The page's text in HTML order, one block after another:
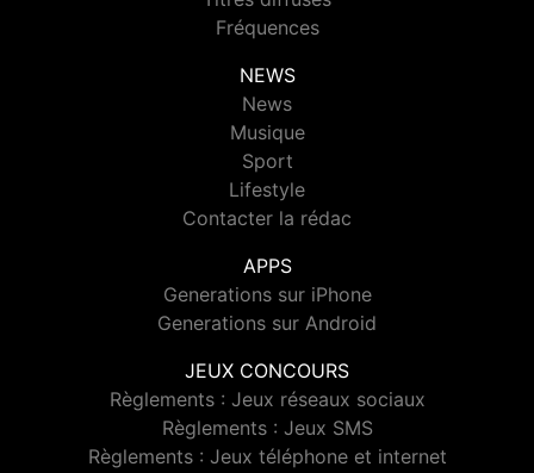
Fréquences
NEWS
News
Musique
Sport
Lifestyle
Contacter la rédac
APPS
Generations sur iPhone
Generations sur Android
JEUX CONCOURS
Règlements : Jeux réseaux sociaux
Règlements : Jeux SMS
Règlements : Jeux téléphone et internet